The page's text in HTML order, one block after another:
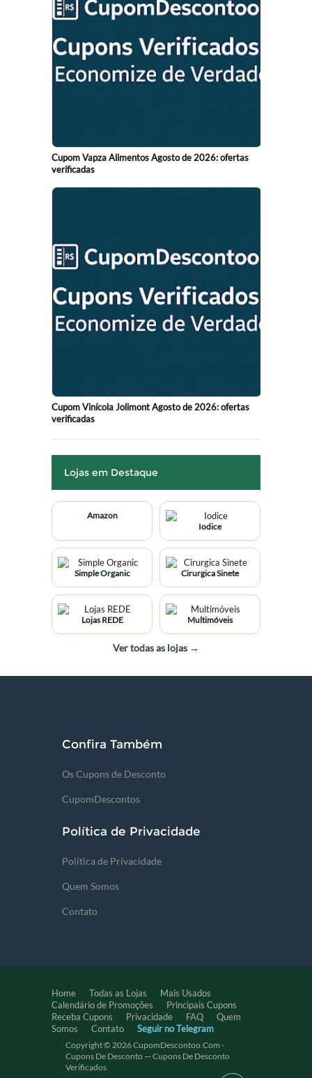
Cupom Vapza Alimentos Agosto de 2026: ofertas
verificadas
Cupom Vinícola Jolimont Agosto de 2026: ofertas
verificadas
Lojas em Destaque
Amazon
Iodice
Simple Organic Cirurgica Sinete
Lojas REDE Multimóveis
Ver todas as lojas →
Confira Também
Os Cupons de Desconto
CupomDescontos
Política de Privacidade
Política de Privacidade
Quem Somos
Contato
Home Todas as Lojas
Mais Usados
Calendário de Promoções
Principais Cupons
Receba Cupons
Privacidade FAQ
Quem
Somos
Contato Seguir no Telegram
Copyright © 2026 CupomDescontoo.com -
Cupons De Desconto — Cupons De Desconto
Verificados